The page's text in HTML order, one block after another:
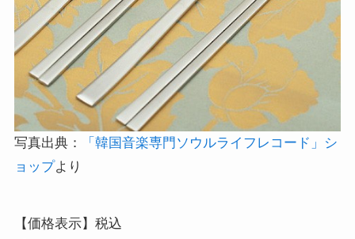
写真出典：
「韓国音楽専門ソウルライフレコード」シ
ョップより
【価格表示】税込